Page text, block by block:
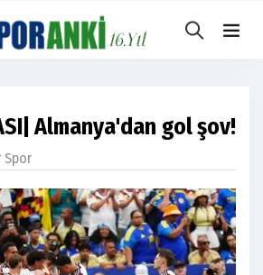
Almanya'dan gol şov!
Spor